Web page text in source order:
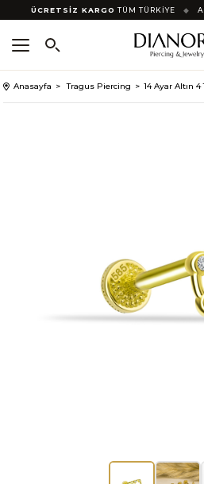
ÜCRETSİZ KARGO TÜM TÜRKİYE ◆
Anasayfa Tragus Piercing 14 Ayar Altın